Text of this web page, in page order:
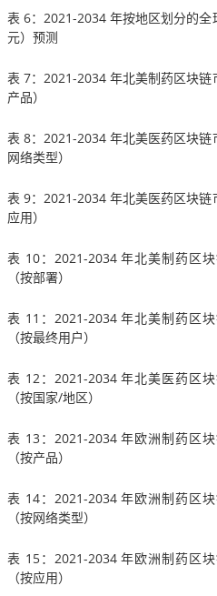
表 6：2021-2034 年按地区划分的
元）预测
表 7：2021-2034 年北美制药区块
产品）
表 8：2021-2034 年北美医药区块
网络类型）
表 9：2021-2034 年北美医药区块
应用）
表 10：2021-2034 年北美制药区
（按部署）
表 11：2021-2034 年北美制药区
（按最终用户）
表 12：2021-2034 年北美医药区
（按国家/地区）
表 13：2021-2034 年欧洲制药区
（按产品）
表 14：2021-2034 年欧洲制药区
（按网络类型）
表 15：2021-2034 年欧洲制药区
（按应用）